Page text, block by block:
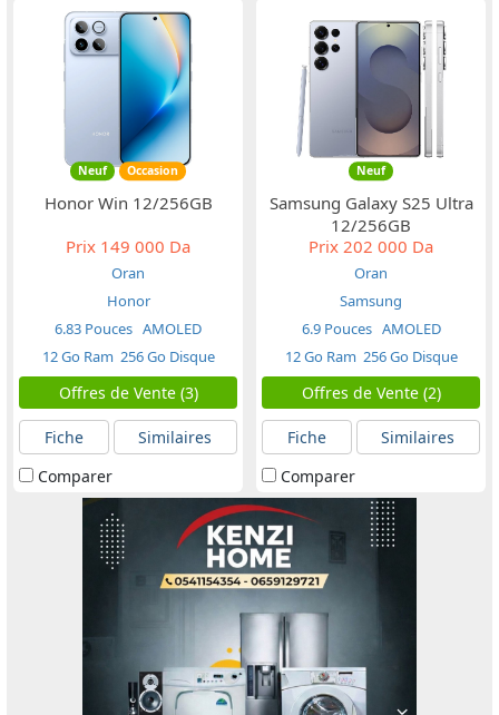
Neuf Occasion
Honor Win 12/256GB
Prix 149 000 Da
Oran
Honor
6.83 Pouces AMOLED
12 Go Ram 256 Go Disque
Offres de Vente (3)
Fiche
Similaires
Comparer
Neuf
Samsung Galaxy S25 Ultra
12/256GB
Prix 202 000 Da
Oran
Samsung
6.9 Pouces AMOLED
12 Go Ram 256 Go Disque
Offres de Vente (2)
Fiche
Similaires
Comparer